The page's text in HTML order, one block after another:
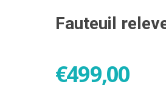
Fauteuil
€499,00